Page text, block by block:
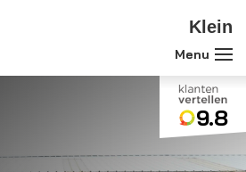
Klein
9.8